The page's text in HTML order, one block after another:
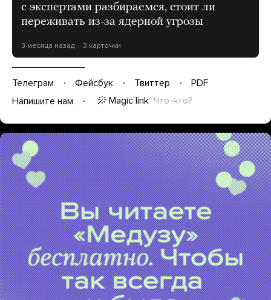
с экспертами разбираемся, стоит ли
переживать из-за ядерной угрозы
3 месяца назад 3 карточки
Телеграм Фейсбук Твиттер
PDF
Напишите нам
Magic link Что-что?